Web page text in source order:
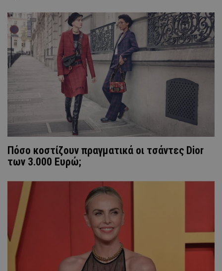
Πόσο κοστίζουν πραγματικά οι τσάντες Dior
των 3.000 Ευρώ;